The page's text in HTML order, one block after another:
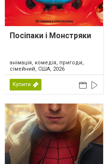
Посіпаки і Монстряки
анімація, комедія, пригоди,
сімейний, США, 2026
Купити